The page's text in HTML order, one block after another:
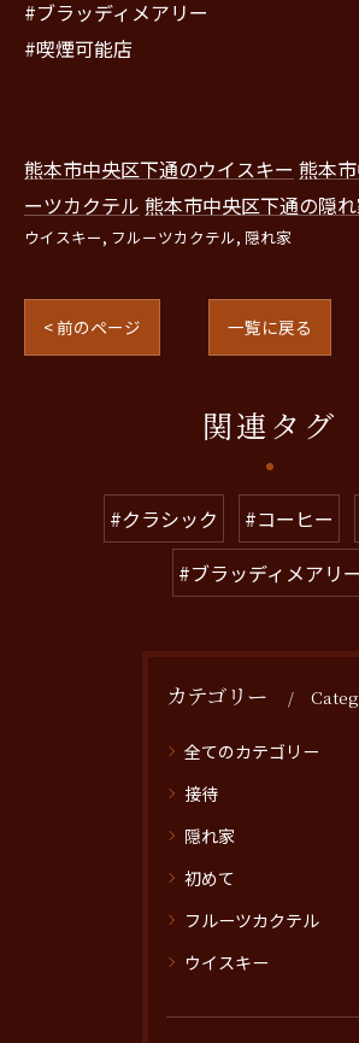
#ブラッディメアリー
#喫煙可能店
熊本市中央区下通のウイスキー 熊本
ーツカクテル 熊本市中央区下通の隠
ウイスキー フルーツカクテル 隠れ家
< 前のページ 一覧に戻る
関連タグ
#クラシック #コーヒー
#ブラッディメアリー
カテゴリー
全てのカテゴリー
接待
隠れ家
初めて
フルーツカクテル
ウイスキー